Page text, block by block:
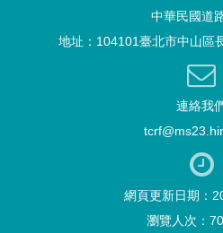
中華民國道
地址：104101臺北市中山區
連絡我
網頁更新日期：
瀏覽人次：